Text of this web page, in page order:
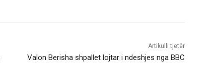
Artikulli tjetër
Valon Berisha shpallet lojtar i ndeshjes nga BBC